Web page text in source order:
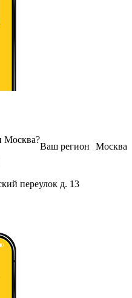
Москва
Ваш регион
Москва?
переулок д. 13